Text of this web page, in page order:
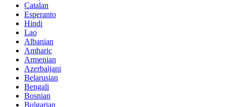
Catalan
Esperanto
Hindi
Lao
Albanian
Amharic
Armenian
Azerbaijani
Belarusian
Bengali
Bosnian
Bulgarian